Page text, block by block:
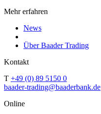
Mehr erfahren
News
Über Baader Trading
Kontakt
T +49 (0) 89 5150 0
baader-trading@baaderbank.de
Online